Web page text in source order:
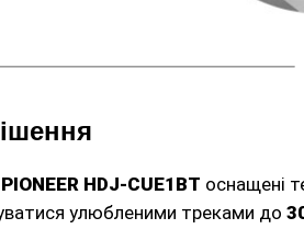
PIONEER HDJ-CUE1BT оснащені
улюбленими треками до